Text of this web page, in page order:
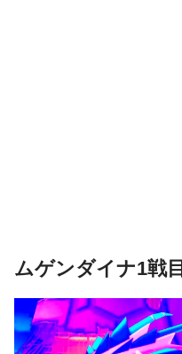
ムゲンダイナ1戦目